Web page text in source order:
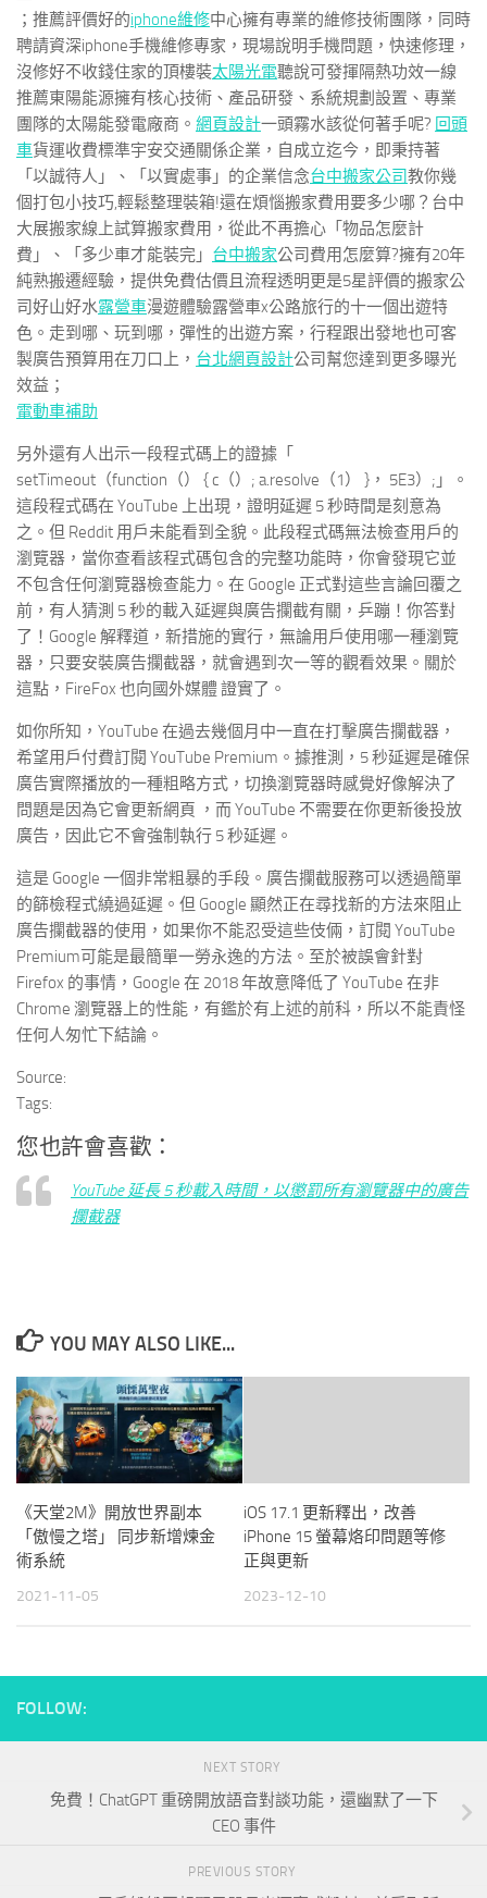
；推薦評價好的iphone維修中心擁有專業的維修技術團隊，同時
聘請資深iphone手機維修專家，現場說明手機問題，快速修理，
沒修好不收錢住家的頂樓裝太陽光電聽說可發揮隔熱功效一線
推薦東陽能源擁有核心技術、產品研發、系統規劃設置、專業
團隊的太陽能發電廠商。 網頁設計一頭霧水該從何著手呢? 回頭
車貨運收費標準宇安交通關係企業，自成立迄今，即秉持著
「以誠待人」、「以實處事」的企業信念台中搬家公司教你幾
個打包小技巧,輕鬆整理裝箱!還在煩惱搬家費用要多少哪？台中
大展搬家線上試算搬家費用，從此不再擔心「物品怎麼計
費」、「多少車才能裝完」 台中搬家公司費用怎麼算?擁有20年
純熟搬遷經驗，提供免費估價且流程透明更是5星評價的搬家公
司好山好水露營車漫遊體驗露營車x公路旅行的十一個出遊特
色。走到哪、玩到哪，彈性的出遊方案，行程跟出發地也可客
製廣告預算用在刀口上， 台北網頁設計公司幫您達到更多曝光
效益；
電動車補助
另外還有人出示一段程式碼上的證據「
setTimeout（function（） { c（）; a.resolve（1） }， 5E3）;」。
這段程式碼在 YouTube 上出現，證明延遲 5 秒時間是刻意為
之。但 Reddit 用戶未能看到全貌。此段程式碼無法檢查用戶的
瀏覽器，當你查看該程式碼包含的完整功能時，你會發現它並
不包含任何瀏覽器檢查能力。在 Google 正式對這些言論回覆之
前，有人猜測 5 秒的載入延遲與廣告攔截有關，乒蹦！你答對
了！Google 解釋道，新措施的實行，無論用戶使用哪一種瀏覽
器，只要安裝廣告攔截器，就會遇到次一等的觀看效果。關於
這點，FireFox 也向國外媒體 證實了。
如你所知，YouTube 在過去幾個月中一直在打擊廣告攔截器，
希望用戶付費訂閱 YouTube Premium。據推測，5 秒延遲是確保
廣告實際播放的一種粗略方式，切換瀏覽器時感覺好像解決了
問題是因為它會更新網頁 ，而 YouTube 不需要在你更新後投放
廣告，因此它不會強制執行 5 秒延遲。
這是 Google 一個非常粗暴的手段。廣告攔截服務可以透過簡單
的篩檢程式繞過延遲。但 Google 顯然正在尋找新的方法來阻止
廣告攔截器的使用，如果你不能忍受這些伎倆，訂閱 YouTube
Premium可能是最簡單一勞永逸的方法。至於被誤會針對
Firefox 的事情，Google 在 2018 年故意降低了 YouTube 在非
Chrome 瀏覽器上的性能，有鑑於有上述的前科，所以不能責怪
任何人匆忙下結論。
Source:
Tags:
您也許會喜歡：
YouTube 延長 5 秒載入時間，以懲罰所有瀏覽器中的廣告
攔截器
YOU MAY ALSO LIKE...
《天堂2M》開放世界副本
「傲慢之塔」 同步新增煉金
術系統
2021-11-05
iOS 17.1 更新釋出，改善
iPhone 15 螢幕烙印問題等修
正與更新
2023-12-10
FOLLOW:
NEXT STORY
免費！ChatGPT 重磅開放語音對談功能，還幽默了一下
CEO 事件
PREVIOUS STORY